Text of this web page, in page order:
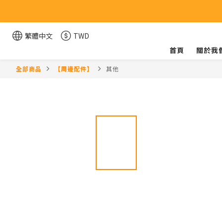
繁體中文
TWD
首頁
關於我
全部商品 【周邊配件】 其他